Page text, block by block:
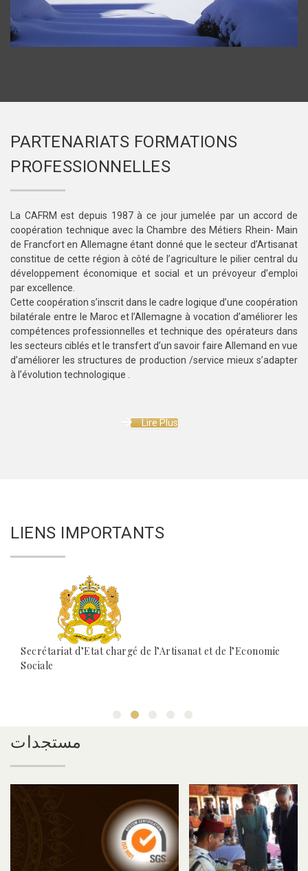
PARTENARIATS FORMATIONS
PROFESSIONNELLES
La CAFRM est depuis 1987 à ce jour jumelée par un accord de
coopération technique avec la Chambre des Métiers Rhein- Main
de Francfort en Allemagne étant donné que le secteur d’Artisanat
constitue de cette région à côté de l’agriculture le pilier central du
développement économique et social et un prévoyeur d’emploi
par excellence.
Cette coopération s’inscrit dans le cadre logique d’une coopération
bilatérale entre le Maroc et l’Allemagne à vocation d’améliorer les
compétences professionnelles et technique des opérateurs dans
les secteurs ciblés et le transfert d’un savoir faire Allemand en vue
d’améliorer les structures de production /service mieux s’adapter
à l’évolution technologique .
Lire Plus
LIENS IMPORTANTS
Secrétariat d’Etat chargé de l’Artisanat et de l’Economie
Sociale
مستجدات